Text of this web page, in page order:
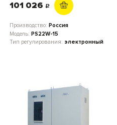
101 026 c
Производство: Россия
Модель: PS22W-15
Тип регулирования: электронный